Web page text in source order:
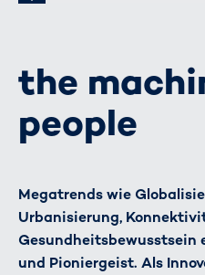
the
people
Megatrends wie
Urbanisierung,
Gesundheitsbewusstsein
und Pioniergeist. Als